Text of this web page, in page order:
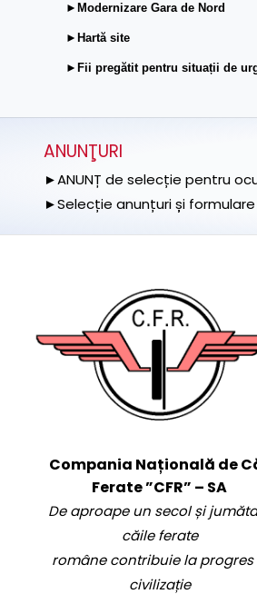
►Modernizare Gara de Nord
►Hartă site
►Fii pregătit pentru situații de
ANUNŢURI
►ANUNȚ de selecție pentru
►Selecție anunțuri și
Compania Națională de
Ferate ”CFR” – SA
De aproape un secol și
căile ferate
române contribuie la progres
civilizație